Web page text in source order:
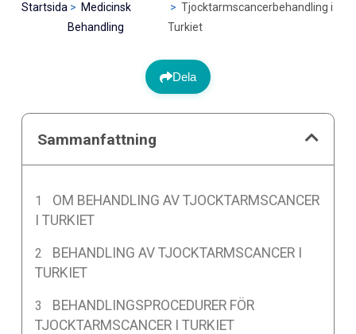
Startsida
Medicinsk
Behandling
Tjocktarmscancerbehandling i
Turkiet
Dela
Sammanfattning
OM BEHANDLING AV TJOCKTARMSCANCER
I TURKIET
BEHANDLING AV TJOCKTARMSCANCER I
TURKIET
BEHANDLINGSPROCEDURER FÖR
TJOCKTARMSCANCER I TURKIET